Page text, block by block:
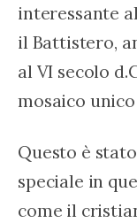
interessante
il Battistero,
al VI secolo
mosaico
Questo è
speciale in
come il